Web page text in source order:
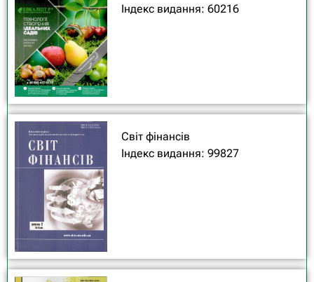
Індекс видання: 60216
Світ фінансів
Індекс видання: 99827